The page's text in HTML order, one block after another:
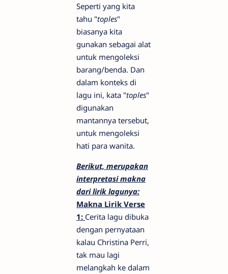
Seperti yang kita
tahu "toples"
biasanya kita
gunakan sebagai alat
untuk mengoleksi
barang/benda. Dan
dalam konteks di
lagu ini, kata "toples"
digunakan
mantannya tersebut,
untuk mengoleksi
hati para wanita.
Berikut, merupakan
interpretasi makna
dari lirik lagunya:
Makna Lirik Verse
1: Cerita lagu dibuka
dengan pernyataan
kalau Christina Perri,
tak mau lagi
melangkah ke dalam